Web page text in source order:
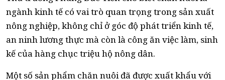
ngành kinh tế có vai trò quan trọng trong sản xuất
nông nghiệp, không chỉ ở góc độ phát triển kinh tế,
an ninh lương thực mà còn là công ăn việc làm, sinh
kế của hàng chục triệu hộ nông dân.
Một số sản phẩm chăn nuôi đã được xuất khẩu với